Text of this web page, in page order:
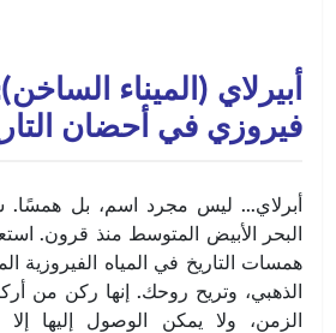
أبيرلاي (الميناء
فيروزي في أحضان
أبرلاي... ليس مجرد اسم، بل
البحر الأبيض المتوسط ​​منذ قرون.
همسات التاريخ في المياه الفيروزية
الذهبي، وتريح روحك. إنها ركن من
الزمن، ولا يمكن الوصول إليها